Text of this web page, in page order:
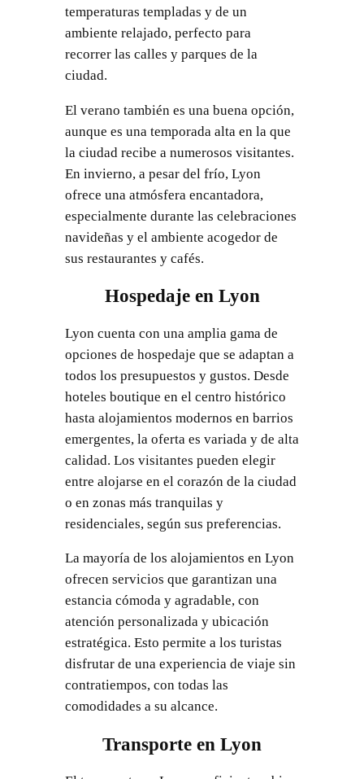
temperaturas templadas y de un
ambiente relajado, perfecto para
recorrer las calles y parques de la
ciudad.
El verano también es una buena opción,
aunque es una temporada alta en la que
la ciudad recibe a numerosos visitantes.
En invierno, a pesar del frío, Lyon
ofrece una atmósfera encantadora,
especialmente durante las celebraciones
navideñas y el ambiente acogedor de
sus restaurantes y cafés.
Hospedaje en Lyon
Lyon cuenta con una amplia gama de
opciones de hospedaje que se adaptan a
todos los presupuestos y gustos. Desde
hoteles boutique en el centro histórico
hasta alojamientos modernos en barrios
emergentes, la oferta es variada y de alta
calidad. Los visitantes pueden elegir
entre alojarse en el corazón de la ciudad
o en zonas más tranquilas y
residenciales, según sus preferencias.
La mayoría de los alojamientos en Lyon
ofrecen servicios que garantizan una
estancia cómoda y agradable, con
atención personalizada y ubicación
estratégica. Esto permite a los turistas
disfrutar de una experiencia de viaje sin
contratiempos, con todas las
comodidades a su alcance.
Transporte en Lyon